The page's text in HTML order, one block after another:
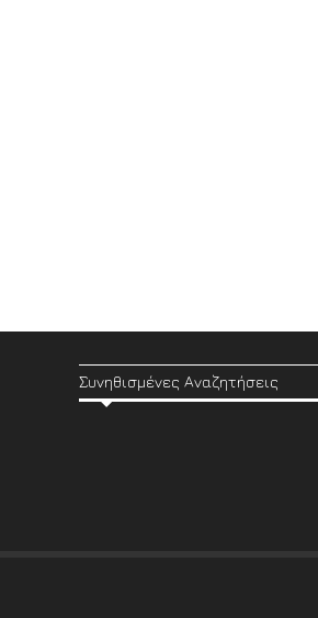
Συνηθισμένες Αναζητήσεις